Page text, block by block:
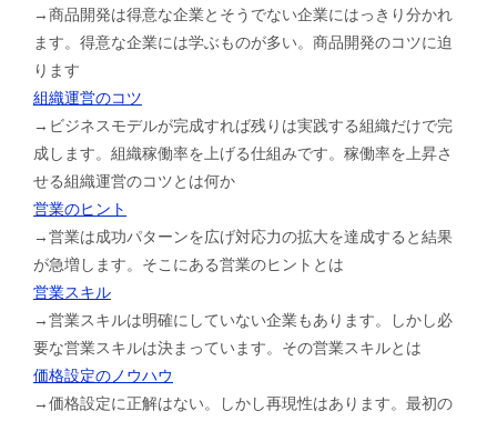
→商品開発は得意な企業とそうでない企業にはっきり分かれ
ます。得意な企業には学ぶものが多い。商品開発のコツに迫
ります
組織運営のコツ
→ビジネスモデルが完成すれば残りは実践する組織だけで完
成します。組織稼働率を上げる仕組みです。稼働率を上昇さ
せる組織運営のコツとは何か
営業のヒント
→営業は成功パターンを広げ対応力の拡大を達成すると結果
が急増します。そこにある営業のヒントとは
営業スキル
→営業スキルは明確にしていない企業もあります。しかし必
要な営業スキルは決まっています。その営業スキルとは
価格設定のノウハウ
→価格設定に正解はない。しかし再現性はあります。最初の